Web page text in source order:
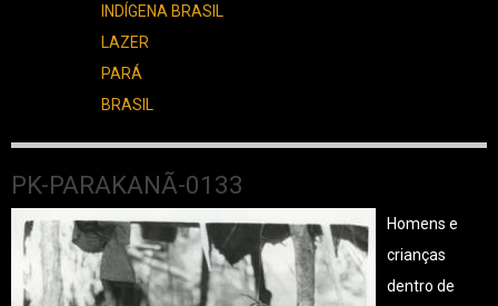
INDÍGENA BRASIL
LAZER
PARÁ
BRASIL
PK-PARAKANÃ-0133
Homens e
crianças
dentro de